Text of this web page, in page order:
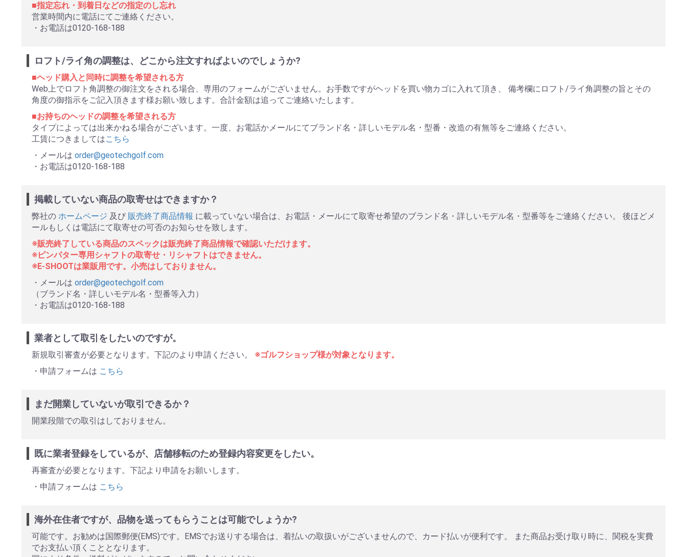
■指定忘れ・到着日などの指定のし忘れ
営業時間内に電話にてご連絡ください。
・お電話は0120-168-188
ロフト/ライ角の調整は、どこから注文すればよいのでしょうか?
■ヘッド購入と同時に調整を希望される方
Web上でロフト角調整の御注文をされる場合、専用のフォームがございません。お手数ですがヘッドを買い物カゴに入れて頂き、 備考欄にロフト/ライ角調整の旨とその
角度の御指示をご記入頂きます様お願い致します。合計金額は追ってご連絡いたします。
■お持ちのヘッドの調整を希望される方
タイプによっては出来かねる場合がございます。一度、お電話かメールにてブランド名・詳しいモデル名・型番・改造の有無等をご連絡ください。
工賃につきましてはこちら
・メールは order@geotechgolf.com
・お電話は0120-168-188
掲載していない商品の取寄せはできますか？
弊社の ホームページ 及び 販売終了商品情報 に載っていない場合は、お電話・メールにて取寄せ希望のブランド名・詳しいモデル名・型番等をご連絡ください。 後ほどメ
ールもしくは電話にて取寄せの可否のお知らせを致します。
※販売終了している商品のスペックは販売終了商品情報で確認いただけます。
※ピンパター専用シャフトの取寄せ・リシャフトはできません。
※E-SHOOTは業販用です。小売はしておりません。
・メールは order@geotechgolf.com
（ブランド名・詳しいモデル名・型番等入力）
・お電話は0120-168-188
業者として取引をしたいのですが。
新規取引審査が必要となります。下記のより申請ください。 ※ゴルフショップ様が対象となります。
・申請フォームは こちら
まだ開業していないが取引できるか？
開業段階での取引はしておりません。
既に業者登録をしているが、店舗移転のため登録内容変更をしたい。
再審査が必要となります。下記より申請をお願いします。
・申請フォームは こちら
海外在住者ですが、品物を送ってもらうことは可能でしょうか?
可能です。お勧めは国際郵便(EMS)です。EMSでお送りする場合は、着払いの取扱いがございませんので、カード払いが便利です。 また商品お受け取り時に、関税を実費
でお支払い頂くこととなります。